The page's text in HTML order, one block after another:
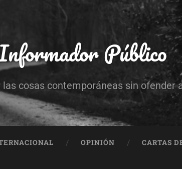
Público
cosas contemporáneas sin ofender
OPINIÓN CARTAS